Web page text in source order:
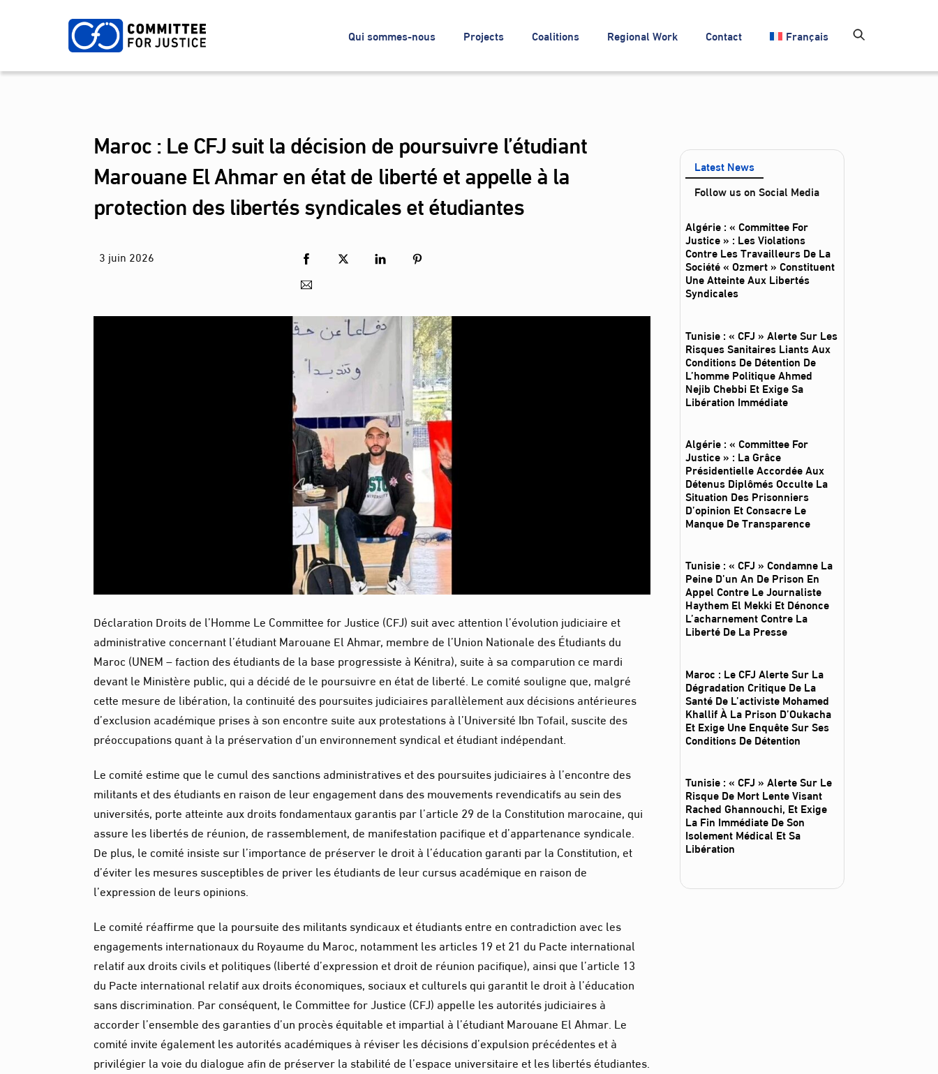
Qui sommes-nous Projects Coalitions Regional Work Contact Français
Maroc : Le CFJ suit la décision de poursuivre l’étudiant
Marouane El Ahmar en état de liberté et appelle à la
protection des libertés syndicales et étudiantes
3 juin 2026
Déclaration Droits de l’Homme Le Committee for Justice (CFJ) suit avec attention l’évolution judiciaire et
administrative concernant l’étudiant Marouane El Ahmar, membre de l’Union Nationale des Étudiants du
Maroc (UNEM – faction des étudiants de la base progressiste à Kénitra), suite à sa comparution ce mardi
devant le Ministère public, qui a décidé de le poursuivre en état de liberté. Le comité souligne que, malgré
cette mesure de libération, la continuité des poursuites judiciaires parallèlement aux décisions antérieures
d’exclusion académique prises à son encontre suite aux protestations à l’Université Ibn Tofail, suscite des
préoccupations quant à la préservation d’un environnement syndical et étudiant indépendant.
Le comité estime que le cumul des sanctions administratives et des poursuites judiciaires à l’encontre des
militants et des étudiants en raison de leur engagement dans des mouvements revendicatifs au sein des
universités, porte atteinte aux droits fondamentaux garantis par l’article 29 de la Constitution marocaine, qui
assure les libertés de réunion, de rassemblement, de manifestation pacifique et d’appartenance syndicale.
De plus, le comité insiste sur l’importance de préserver le droit à l’éducation garanti par la Constitution, et
d’éviter les mesures susceptibles de priver les étudiants de leur cursus académique en raison de
l’expression de leurs opinions.
Le comité réaffirme que la poursuite des militants syndicaux et étudiants entre en contradiction avec les
engagements internationaux du Royaume du Maroc, notamment les articles 19 et 21 du Pacte international
relatif aux droits civils et politiques (liberté d’expression et droit de réunion pacifique), ainsi que l’article 13
du Pacte international relatif aux droits économiques, sociaux et culturels qui garantit le droit à l’éducation
sans discrimination. Par conséquent, le Committee for Justice (CFJ) appelle les autorités judiciaires à
accorder l’ensemble des garanties d’un procès équitable et impartial à l’étudiant Marouane El Ahmar. Le
comité invite également les autorités académiques à réviser les décisions d’expulsion précédentes et à
privilégier la voie du dialogue afin de préserver la stabilité de l’espace universitaire et les libertés étudiantes.
Latest News
Follow us on Social Media
Algérie : « Committee For
Justice » : Les Violations
Contre Les Travailleurs De La
Société « Ozmert » Constituent
Une Atteinte Aux Libertés
Syndicales
Tunisie : « CFJ » Alerte Sur Les
Risques Sanitaires Liants Aux
Conditions De Détention De
L’homme Politique Ahmed
Nejib Chebbi Et Exige Sa
Libération Immédiate
Algérie : « Committee For
Justice » : La Grâce
Présidentielle Accordée Aux
Détenus Diplômés Occulte La
Situation Des Prisonniers
D’opinion Et Consacre Le
Manque De Transparence
Tunisie : « CFJ » Condamne La
Peine D’un An De Prison En
Appel Contre Le Journaliste
Haythem El Mekki Et Dénonce
L’acharnement Contre La
Liberté De La Presse
Maroc : Le CFJ Alerte Sur La
Dégradation Critique De La
Santé De L’activiste Mohamed
Khallif À La Prison D’Oukacha
Et Exige Une Enquête Sur Ses
Conditions De Détention
Tunisie : « CFJ » Alerte Sur Le
Risque De Mort Lente Visant
Rached Ghannouchi, Et Exige
La Fin Immédiate De Son
Isolement Médical Et Sa
Libération